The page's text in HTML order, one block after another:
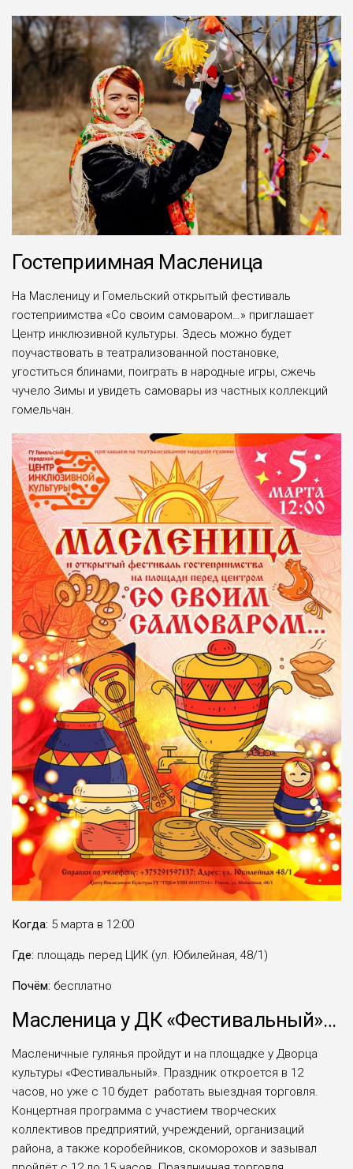
Гостеприимная Масленица
На Масленицу и Гомельский открытый фестиваль
гостеприимства «Со своим самоваром…» приглашает
Центр инклюзивной культуры. Здесь можно будет
поучаствовать в театрализованной постановке,
угоститься блинами, поиграть в народные игры, сжечь
чучело Зимы и увидеть самовары из частных коллекций
гомельчан.
Когда: 5 марта в 12:00
Где: площадь перед ЦИК (ул. Юбилейная, 48/1)
Почём: бесплатно
Масленица у ДК «Фестивальный»…
Масленичные гулянья пройдут и на площадке у Дворца
культуры «Фестивальный». Праздник откроется в 12
часов, но уже с 10 будет работать выездная торговля.
Концертная программа с участием творческих
коллективов предприятий, учреждений, организаций
района, а также коробейников, скоморохов и зазывал